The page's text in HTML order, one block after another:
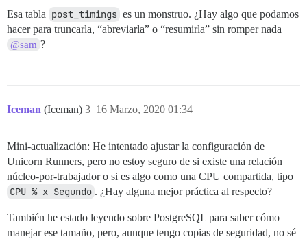
Esa tabla post_timings es un monstruo. ¿Hay algo que podamos
hacer para truncarla, “abreviarla” o “resumirla” sin romper nada
@sam ?
Iceman (Iceman) 16 Marzo, 2020 01:34
3
Mini-actualización: He intentado ajustar la configuración de
Unicorn Runners, pero no estoy seguro de si existe una relación
núcleo-por-trabajador o si es algo como una CPU compartida, tipo
CPU % x Segundo . ¿Hay alguna mejor práctica al respecto?
También he estado leyendo sobre PostgreSQL para saber cómo
manejar ese tamaño, pero, aunque tengo copias de seguridad, no sé